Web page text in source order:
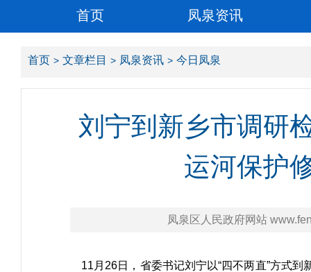
首页 凤泉资讯
首页 文章栏目 凤泉资讯 今日凤泉
刘宁到新乡市调研
运河保护
凤泉区人民政府网站
11月26日，省委书记刘宁以“四不两直”方式到